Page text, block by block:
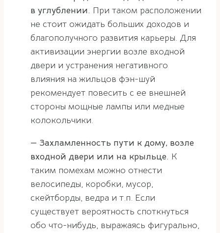
в углублении. При таком расположении
не стоит ожидать больших доходов и
благополучного развития карьеры. Для
активизации энергии возле входной
двери и устранения негативного
влияния на жильцов фэн-шуй
рекомендует повесить с ее внешней
стороны мощные лампы или медные
колокольчики.
— Захламленность пути к дому, возле
входной двери или на крыльце. К
таким помехам можно отнести
велосипеды, коробки, мусор,
скейтборды, ведра и т.п. Если
существует вероятность споткнуться
обо что-нибудь, выражаясь фигурально,